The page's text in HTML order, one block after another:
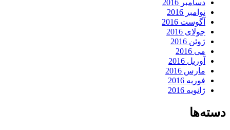
دسامبر 2016
نوامبر 2016
آگوست 2016
جولای 2016
ژوئن 2016
می 2016
آوریل 2016
مارس 2016
فوریه 2016
ژانویه 2016
دسته‌ها